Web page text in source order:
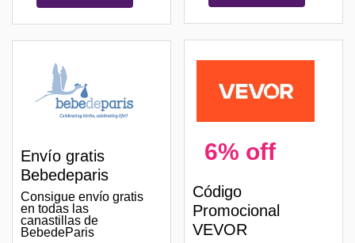
Envío gratis
Bebedeparis
Consigue envío gratis
en todas las
canastillas de
BebedeParis
6% off
Código
Promocional
VEVOR